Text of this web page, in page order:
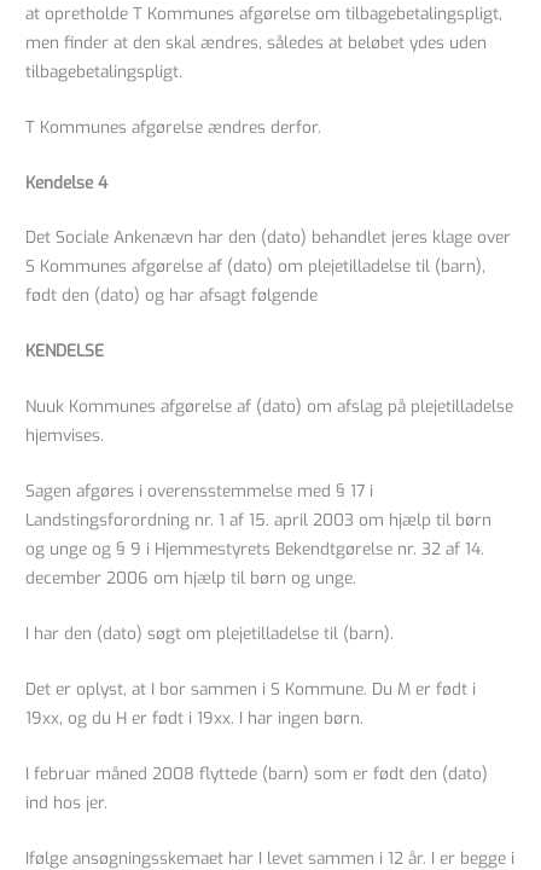
at opretholde T Kommunes afgørelse om tilbagebetalingspligt,
men finder at den skal ændres, således at beløbet ydes uden
tilbagebetalingspligt.
T Kommunes afgørelse ændres derfor.
Kendelse 4
Det Sociale Ankenævn har den (dato) behandlet jeres klage over
S Kommunes afgørelse af (dato) om plejetilladelse til (barn),
født den (dato) og har afsagt følgende
KENDELSE
Nuuk Kommunes afgørelse af (dato) om afslag på plejetilladelse
hjemvises.
Sagen afgøres i overensstemmelse med § 17 i
Landstingsforordning nr. 1 af 15. april 2003 om hjælp til børn
og unge og § 9 i Hjemmestyrets Bekendtgørelse nr. 32 af 14.
december 2006 om hjælp til børn og unge.
I har den (dato) søgt om plejetilladelse til (barn).
Det er oplyst, at I bor sammen i S Kommune. Du M er født i
19xx, og du H er født i 19xx. I har ingen børn.
I februar måned 2008 flyttede (barn) som er født den (dato)
ind hos jer.
Ifølge ansøgningsskemaet har I levet sammen i 12 år. I er begge i